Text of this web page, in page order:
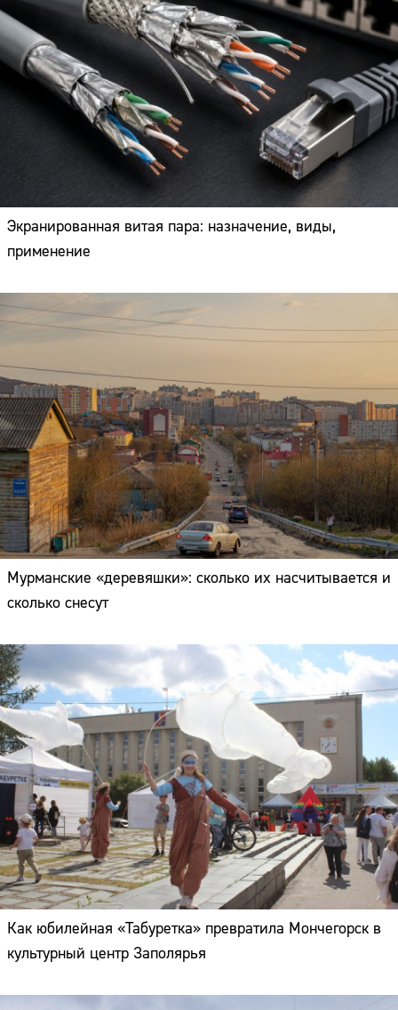
Экранированная витая пара: назначение, виды,
применение
Мурманские «деревяшки»: сколько их насчитывается и
сколько снесут
Как юбилейная «Табуретка» превратила Мончегорск в
культурный центр Заполярья